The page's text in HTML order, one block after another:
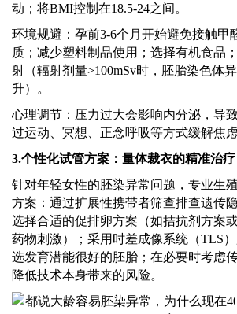
动；将BMI控制在18.5-24之间。
环境规避：孕前3-6个月开始避免接触甲
质；减少塑料制品使用；选择有机食品
射（辐射剂量>100mSv时，胚胎染色体
升）。
心理调节：压力过大会影响内分泌，导
过运动、冥想、正念呼吸等方式缓解焦
3.个性化试管方案：量体裁衣的精准治疗
针对年轻女性的胚染异常问题，专业生
方案：通过扩展性携带者筛查排查遗传
选择合适的促排卵方案（如拮抗剂方案
药物刺激）；采用时差成像系统（TLS
选发育潜能很好的胚胎；在必要时考虑
降低技术本身带来的风险。